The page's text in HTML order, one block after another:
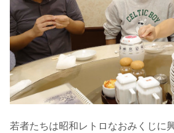
若者たちは昭和レトロなおみくじに